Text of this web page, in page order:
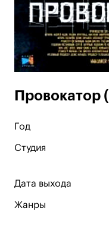
Провокатор
Год
Студия
Дата выхода
Жанры